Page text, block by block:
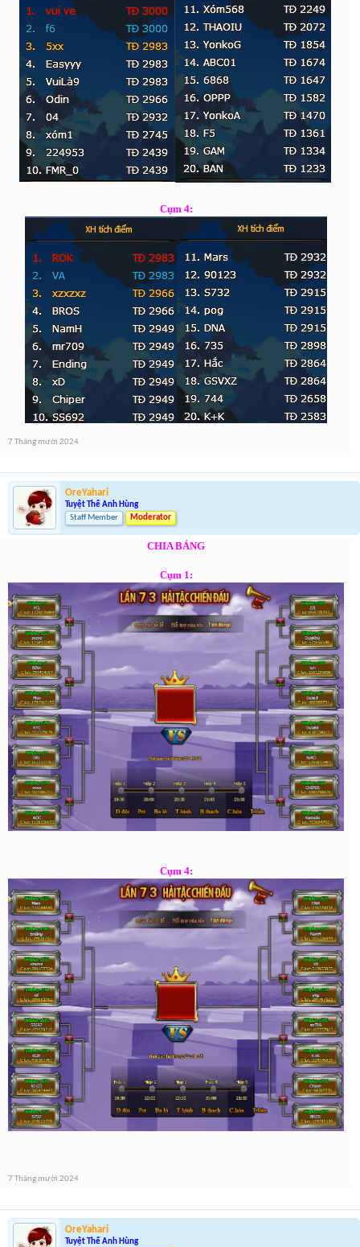
Cụm 4:
7 Tháng mười 2024
OreYahari
Tuyệt Thế Anh Hùng
Staff Member
Moderator
CHIA BẢNG
Cụm 1:
Cụm 4:
7 Tháng mười 2024
OreYahari
Tuyệt Thế Anh Hùng